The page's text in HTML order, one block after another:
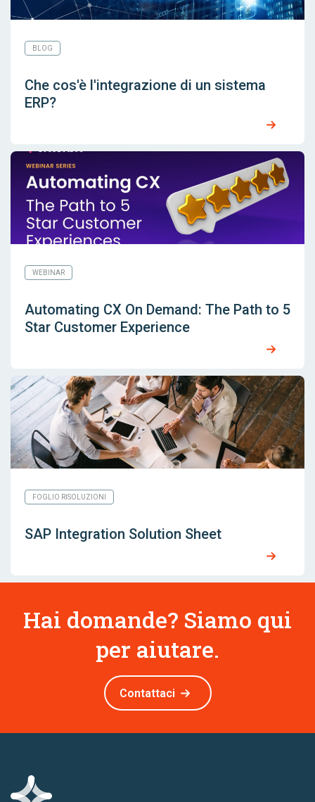
BLOG
Che cos'è l'integrazione di un sistema
ERP?
WEBINAR
Automating CX On Demand: The Path to 5
Star Customer Experience
FOGLIO RISOLUZIONI
SAP Integration Solution Sheet
Hai domande? Siamo qui
per aiutare.
Contattaci